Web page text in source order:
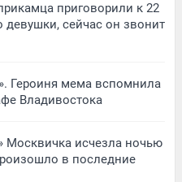
приговорили к 22
девушки, сейчас он звонит
Героиня мема вспомнила
Владивостока
Москвичка исчезла ночью
в последние